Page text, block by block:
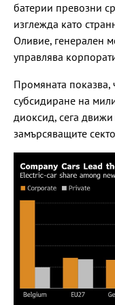
батерии превозни
изглежда като
Оливие, генерален
управлява
Промяната показва,
субсидиране на
диоксид, сега
замърсяващите